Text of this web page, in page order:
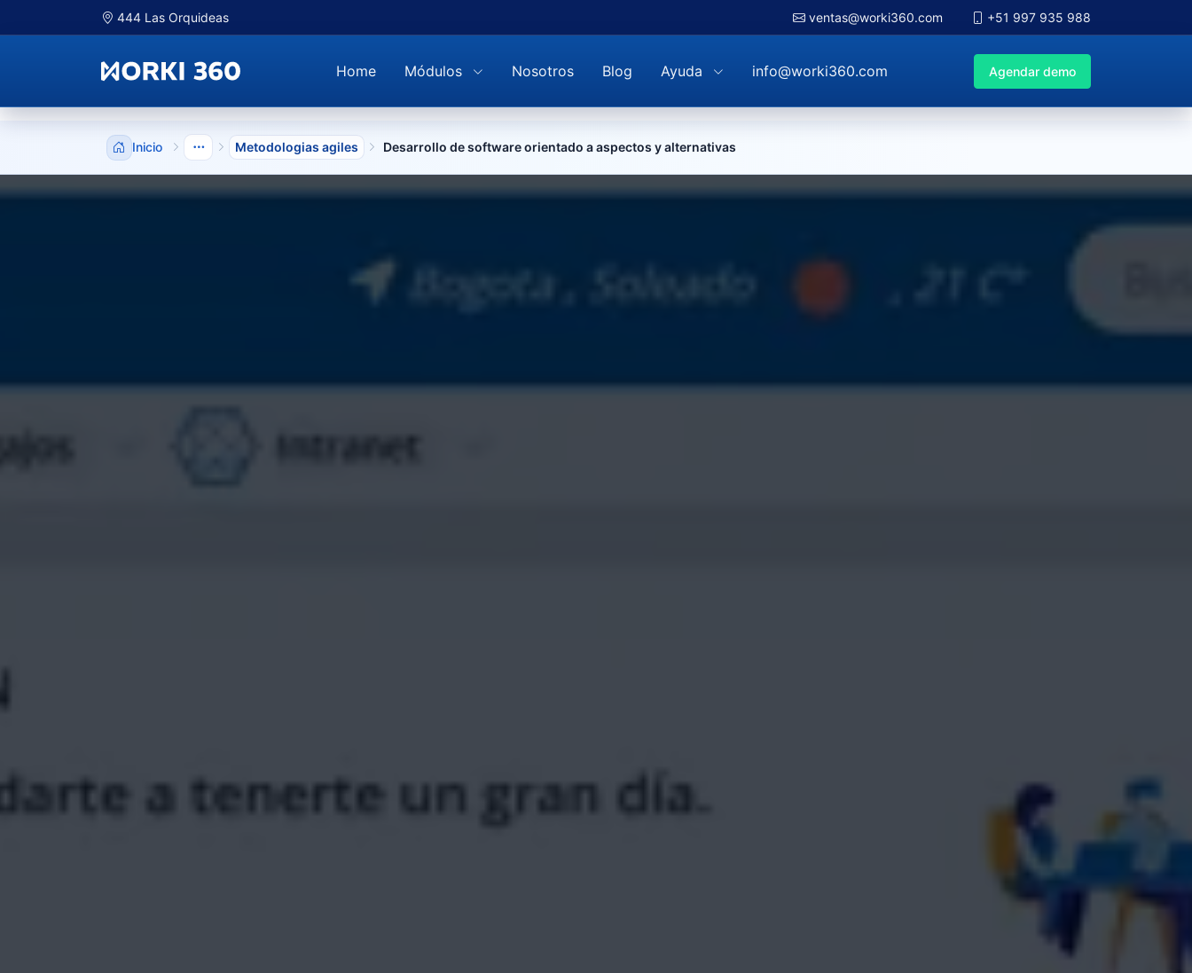
444 Las Orquideas ventas@worki360.com +51 997 935 988
Home Módulos Nosotros Blog Ayuda info@worki360.com Agendar demo
Inicio Mostrar niveles anteriores
Metodologias agiles Desarrollo de software orientado a aspectos y alternativas